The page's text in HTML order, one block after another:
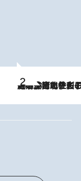
2026.8.3
《「文士の子ども被害者の会」発足！》阿川佐和子（72）が語る遠藤周作に北杜夫、劇作家・矢代静一の子どもたちの“文豪プライベート事件簿”